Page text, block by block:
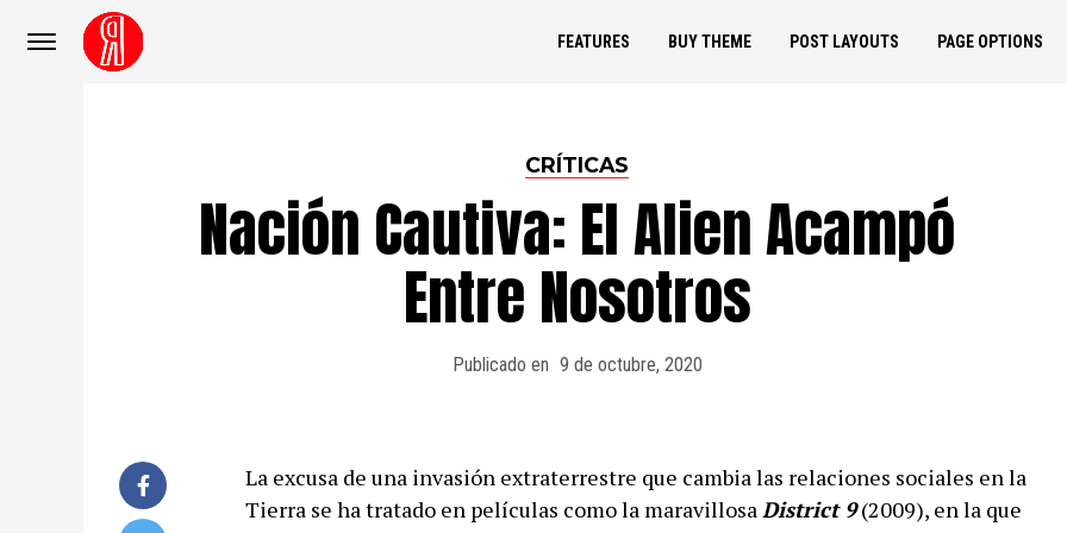
FEATURES BUY THEME POST LAYOUTS PAGE OPTIONS
CRÍTICAS
Nación Cautiva: El Alien Acampó
Entre Nosotros
Publicado en 9 de octubre, 2020
La excusa de una invasión extraterrestre que cambia las relaciones sociales en la
Tierra se ha tratado en películas como la maravillosaDistrict 9(2009), en la que